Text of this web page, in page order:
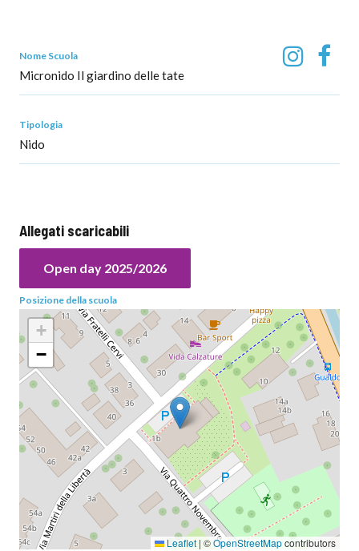
Nome Scuola
Micronido Il giardino delle tate
Tipologia
Nido
Allegati scaricabili
Open day 2025/2026
Posizione della scuola
+
−
Leaflet | ©OpenStreetMapcontributors